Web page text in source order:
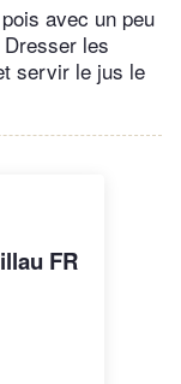
avec un peu
les
servir le jus le
FR